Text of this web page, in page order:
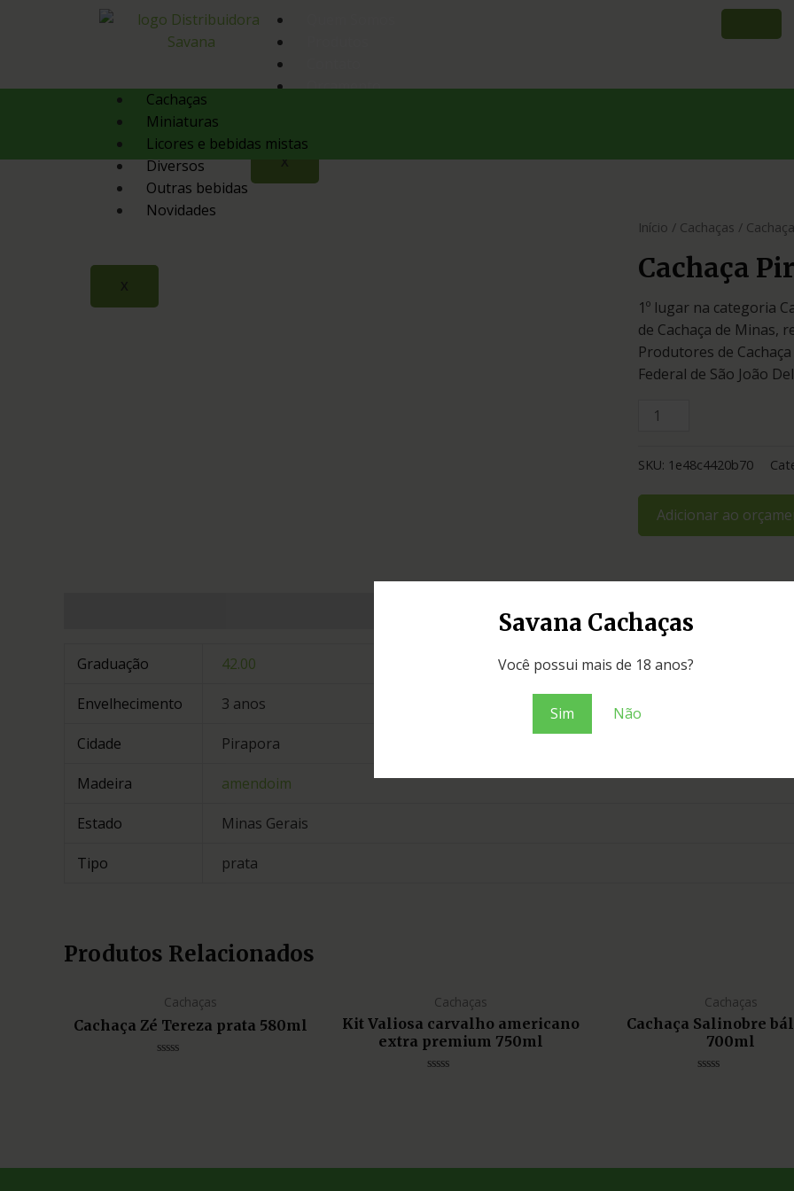
Savana Cachaças
Você possui mais de 18 anos?
Sim Não
Orçamento
X
Cachaças
Miniaturas
Licores e bebidas mistas
Diversos
Outras bebidas
Novidades
X
Início / Cachaças /
Cachaça
1º lugar na categoria
de Cachaça de Minas,
Produtores de
Federal de São João
SKU: 1e48c4420b70
Adicionar ao
Graduação 42.00
Envelhecimento 3 anos
Cidade Pirapora
Madeira amendoim
Estado Minas Gerais
Tipo prata
Produtos Relacionados
Cachaças
Cachaça Zé Tereza prata 580ml
Cachaças
Kit Valiosa carvalho americano
extra premium 750ml
Cachaças
Cachaça Salinobre
700ml